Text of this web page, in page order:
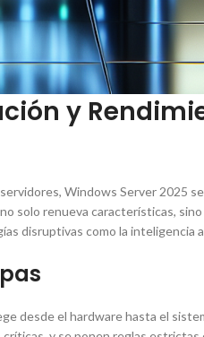
y
Windows Server 2025
solo renueva características,
disruptivas como la inteligencia
desde el hardware hasta el